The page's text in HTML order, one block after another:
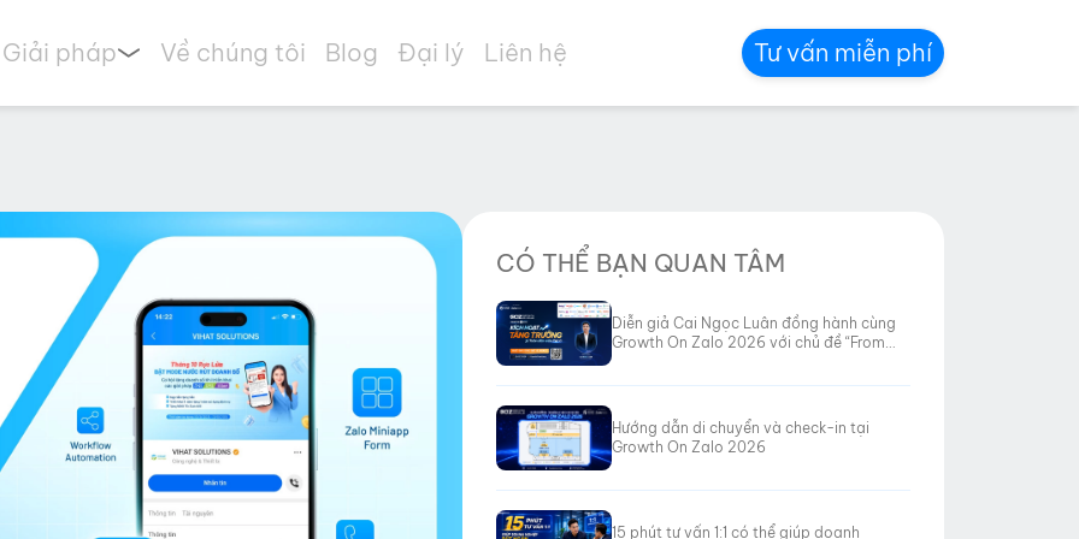
Giải pháp Về chúng tôi Blog Đại lý Liên hệ Tư vấn miễn phí
CÓ THỂ BẠN QUAN TÂM
Diễn giả Cai Ngọc Luân đồng hành cùng
Growth On Zalo 2026 với chủ đề “From
Hướng dẫn di chuyển và check-in tại
Growth On Zalo 2026
15 phút tư vấn 1:1 có thể giúp doanh